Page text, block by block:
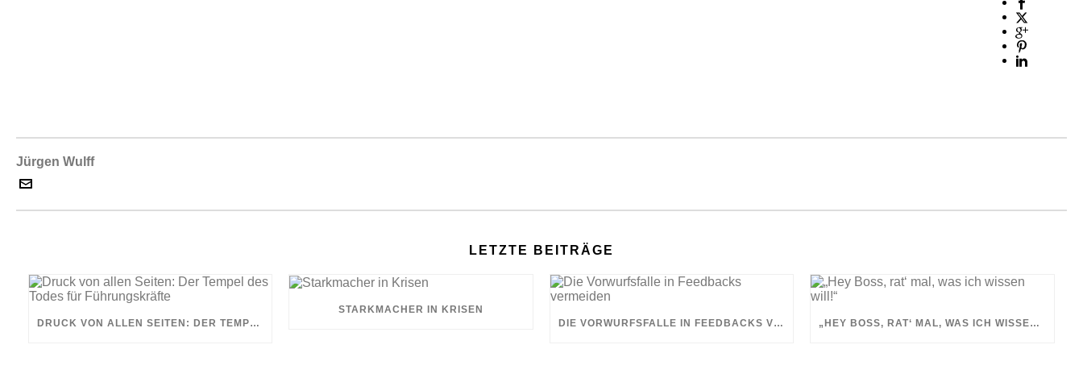
Jürgen Wulff
LETZTE BEITRÄGE
DRUCK VON ALLEN SEITEN: DER TEMPEL DES TODES FÜR FÜHRUNGSKRÄFTE
STARKMACHER IN KRISEN
DIE VORWURFSFALLE IN FEEDBACKS VERMEIDEN
„HEY BOSS, RAT‘ MAL, WAS ICH WISSEN WILL!“